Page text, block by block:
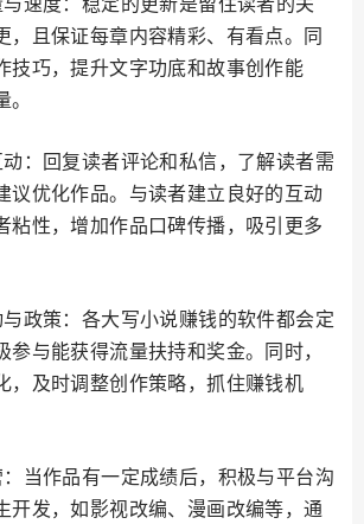
，且保证每章内容精彩、有看点。同
技巧，提升文字功底和故事创作能
：回复读者评论和私信，了解读者需
议优化作品。与读者建立良好的互动
粘性，增加作品口碑传播，吸引更多
政策：各大写小说赚钱的软件都会定
与能获得流量扶持和奖金。同时，
，及时调整创作策略，抓住赚钱机
当作品有一定成绩后，积极与平台沟
开发，如影视改编、漫画改编等，通